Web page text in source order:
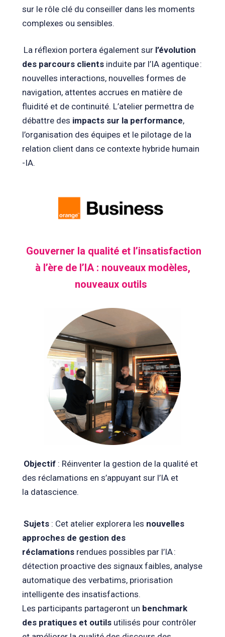
sur le rôle clé du conseiller dans les moments
complexes ou sensibles.
La réflexion portera également sur l’évolution
des parcours clients induite par l’IA agentique :
nouvelles interactions, nouvelles formes de
navigation, attentes accrues en matière de
fluidité et de continuité. L’atelier permettra de
débattre des impacts sur la performance,
l’organisation des équipes et le pilotage de la
relation client dans ce contexte hybride humain
-IA.
Gouverner la qualité et l’insatisfaction
à l’ère de l’IA : nouveaux modèles,
nouveaux outils
Objectif : Réinventer la gestion de la qualité et
des réclamations en s’appuyant sur l’IA et
la datascience.
Sujets : Cet atelier explorera les nouvelles
approches de gestion des
réclamations rendues possibles par l’IA :
détection proactive des signaux faibles, analyse
automatique des verbatims, priorisation
intelligente des insatisfactions.
Les participants partageront un benchmark
des pratiques et outils utilisés pour contrôler